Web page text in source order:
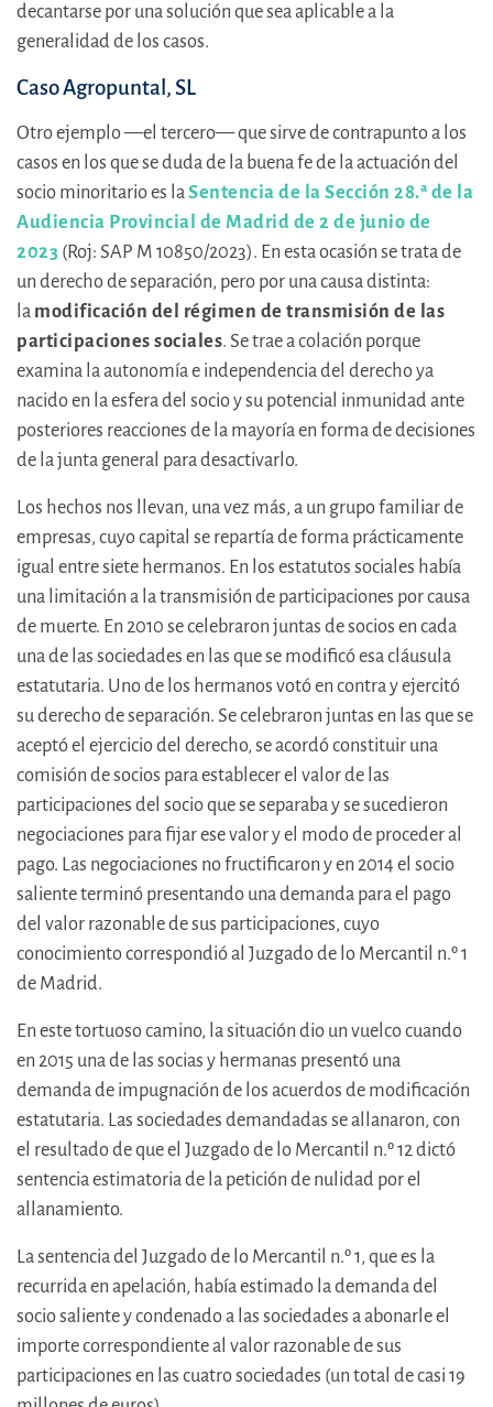
decantarse por una solución que sea aplicable a la
generalidad de los casos.
Caso Agropuntal, SL
Otro ejemplo —el tercero— que sirve de contrapunto a los
casos en los que se duda de la buena fe de la actuación del
socio minoritario es laSentencia de la Sección 28.ª de la
Audiencia Provincial de Madrid de 2 de junio de
2023 (Roj: SAP M 10850/2023). En esta ocasión se trata de
un derecho de separación, pero por una causa distinta:
la modificación del régimen de transmisión de las
participaciones sociales. Se trae a colación porque
examina la autonomía e independencia del derecho ya
nacido en la esfera del socio y su potencial inmunidad ante
posteriores reacciones de la mayoría en forma de decisiones
de la junta general para desactivarlo.
Los hechos nos llevan, una vez más, a un grupo familiar de
empresas, cuyo capital se repartía de forma prácticamente
igual entre siete hermanos. En los estatutos sociales había
una limitación a la transmisión de participaciones por causa
de muerte. En 2010 se celebraron juntas de socios en cada
una de las sociedades en las que se modificó esa cláusula
estatutaria. Uno de los hermanos votó en contra y ejercitó
su derecho de separación. Se celebraron juntas en las que se
aceptó el ejercicio del derecho, se acordó constituir una
comisión de socios para establecer el valor de las
participaciones del socio que se separaba y se sucedieron
negociaciones para fijar ese valor y el modo de proceder al
pago. Las negociaciones no fructificaron y en 2014 el socio
saliente terminó presentando una demanda para el pago
del valor razonable de sus participaciones, cuyo
conocimiento correspondió al Juzgado de lo Mercantil n.º 1
de Madrid.
En este tortuoso camino, la situación dio un vuelco cuando
en 2015 una de las socias y hermanas presentó una
demanda de impugnación de los acuerdos de modificación
estatutaria. Las sociedades demandadas se allanaron, con
el resultado de que el Juzgado de lo Mercantil n.º 12 dictó
sentencia estimatoria de la petición de nulidad por el
allanamiento.
La sentencia del Juzgado de lo Mercantil n.º 1, que es la
recurrida en apelación, había estimado la demanda del
socio saliente y condenado a las sociedades a abonarle el
importe correspondiente al valor razonable de sus
participaciones en las cuatro sociedades (un total de casi 19